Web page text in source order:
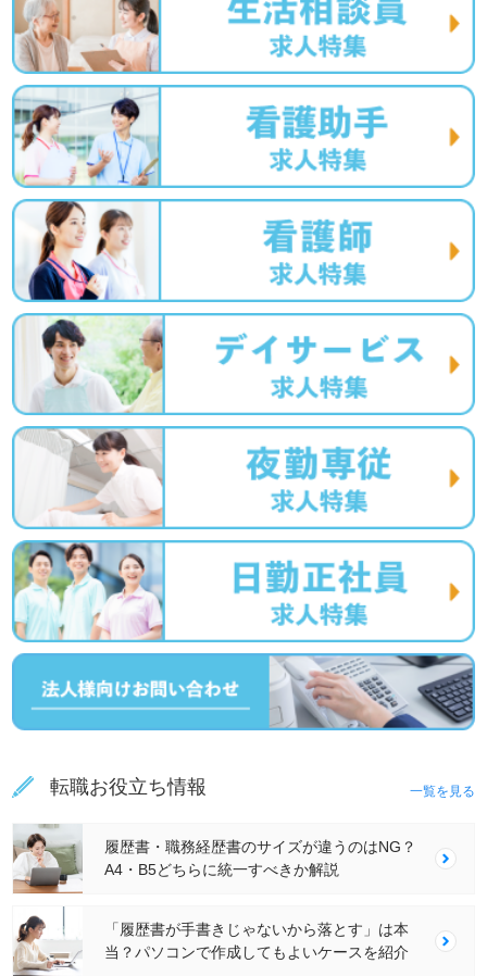
転職お役立ち情報 一覧を見る
履歴書・職務経歴書のサイズが違うのはNG？
A4・B5どちらに統一すべきか解説
「履歴書が手書きじゃないから落とす」は本
当？パソコンで作成してもよいケースを紹介